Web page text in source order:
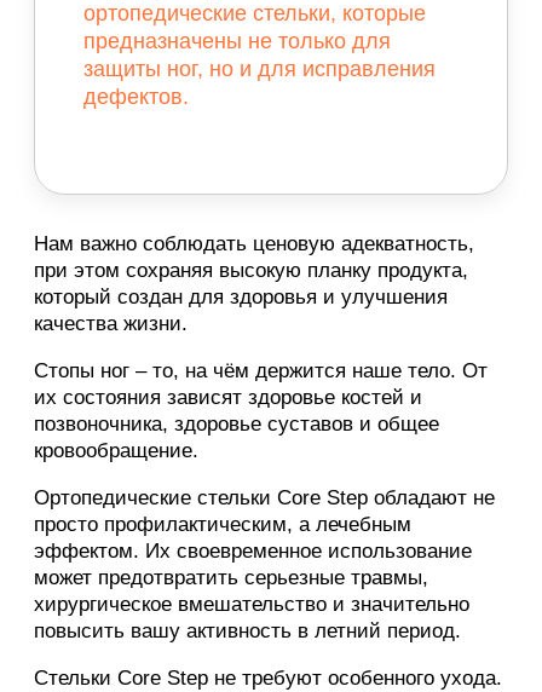
ортопедические стельки, которые
предназначены не только для
защиты ног, но и для исправления
дефектов.
Нам важно соблюдать ценовую адекватность,
при этом сохраняя высокую планку продукта,
который создан для здоровья и улучшения
качества жизни.
Стопы ног – то, на чём держится наше тело. От
их состояния зависят здоровье костей и
позвоночника, здоровье суставов и общее
кровообращение.
Ортопедические стельки Core Step обладают не
просто профилактическим, а лечебным
эффектом. Их своевременное использование
может предотвратить серьезные травмы,
хирургическое вмешательство и значительно
повысить вашу активность в летний период.
Стельки Core Step не требуют особенного ухода.